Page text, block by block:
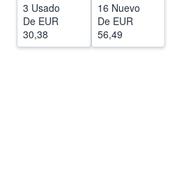
3 Usado
De EUR
30,38
16 Nuevo
De EUR
56,49